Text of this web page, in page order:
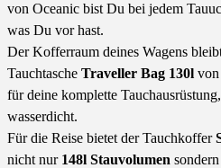
von Oceanic bist Du bei jedem
was Du vor hast.
Der Kofferraum deines Wagens
Tauchtasche Traveller Bag 130l von
für deine komplette
wasserdicht.
Für die Reise bietet der Tauchkoffer
nicht nur 148l Stauvolumen